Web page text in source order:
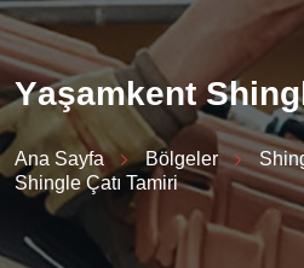
Yaşamkent Shing
Ana Sayfa Bölgeler
Shingle Çatı Tamiri